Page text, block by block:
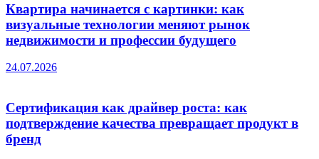
Квартира начинается с картинки: как
визуальные технологии меняют рынок
недвижимости и профессии будущего
24.07.2026
Сертификация как драйвер роста: как
подтверждение качества превращает продукт в
бренд